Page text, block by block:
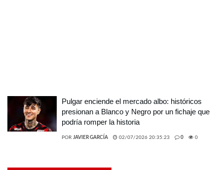
Pulgar enciende el mercado albo: históricos
presionan a Blanco y Negro por un fichaje que
podría romper la historia
POR JAVIER GARCÍA 02/07/2026 20:35:23 0 0